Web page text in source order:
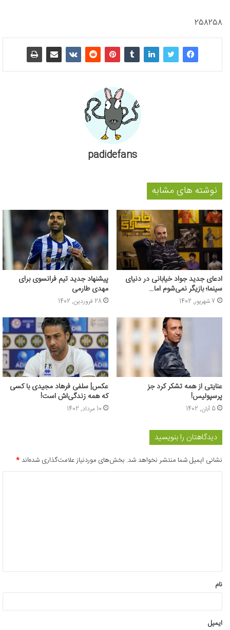
258258
padidefans
نوشته های مشابه
ادعای جدید جواد خیابانی در دنیای
سینما؛ بازیگر نمی‌شوم اما…
7 شهریور, 1402
پیشنهاد جدید تیم فرانسوی برای
مهدی طارمی
28 فروردین, 1402
عنایتی از همه تشکر کرد جز
پرسپولیس!
5 آبان, 1402
عکس‌| سلفی فرهاد مجیدی با کسی
که همه زندگی‌اش است!
10 مرداد, 1402
دیدگاهتان را بنویسید
نشانی ایمیل شما منتشر نخواهد شد. بخش‌های موردنیاز علامت‌گذاری شده‌اند*
*
نام
ایمیل